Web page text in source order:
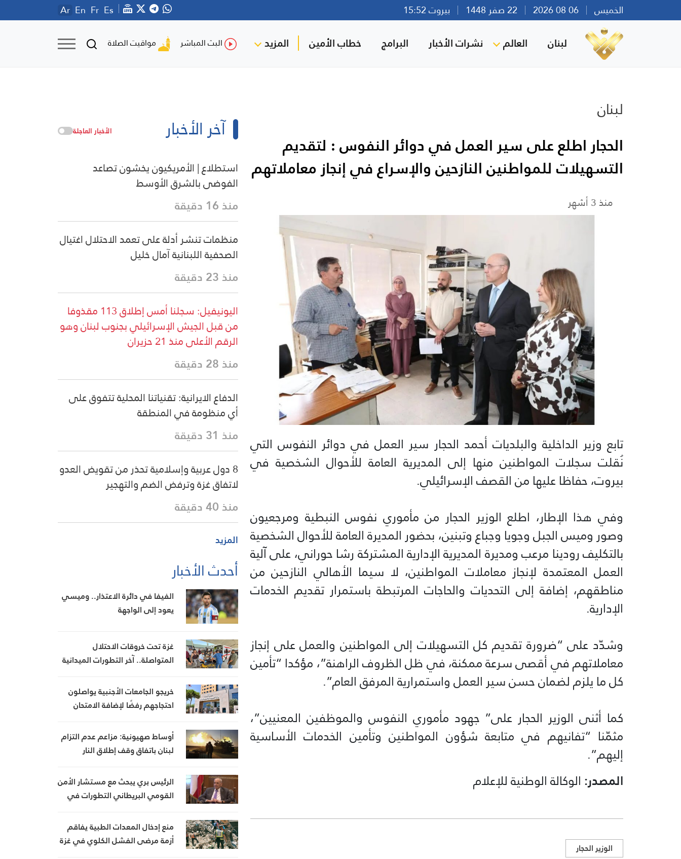
الخميس بيروت 15:52 Ar En Fr Es
لبنان العالم نشرات الأخبار البرامج خطاب الأمين المزيد البث المباشر مواقيت الصلاة
لبنان
الحجار اطلع على سير العمل في دوائر النفوس : لتقديم
التسهيلات للمواطنين النازحين والإسراع في إنجاز معاملاتهم
منذ 3 أشهر
تابع وزير الداخلية والبلديات أحمد الحجار سير العمل في دوائر النفوس التي
نُقلت سجلات المواطنين منها إلى المديرية العامة للأحوال الشخصية في
بيروت، حفاظا عليها من القصف الإسرائيلي.
وفي هذا الإطار، اطلع الوزير الحجار من مأموري نفوس النبطية ومرجعيون
وصور وميس الجبل وجويا وجباع وتبنين، بحضور المديرة العامة للأحوال الشخصية
بالتكليف رودينا مرعب ومديرة المديرية الإدارية المشتركة رشا حوراني، على آلية
العمل المعتمدة لإنجاز معاملات المواطنين، لا سيما الأهالي النازحين من
مناطقهم، إضافة إلى التحديات والحاجات المرتبطة باستمرار تقديم الخدمات
الإدارية.
وشدّد على “ضرورة تقديم كل التسهيلات إلى المواطنين والعمل على إنجاز
معاملاتهم في أقصى سرعة ممكنة، في ظل الظروف الراهنة”، مؤكدا “تأمين
كل ما يلزم لضمان حسن سير العمل واستمرارية المرفق العام”.
كما أثنى الوزير الحجار على” جهود مأموري النفوس والموظفين المعنيين”،
مثمّنا “تفانيهم في متابعة شؤون المواطنين وتأمين الخدمات الأساسية
إليهم”.
المصدر: الوكالة الوطنية للإعلام
الوزير الحجار
آخر الأخبار الأخبار العاجلة
استطلاع | الأمريكيون يخشون تصاعد
الفوضى بالشرق الأوسط
منذ 16 دقيقة
منظمات تنشر أدلة على تعمد الاحتلال اغتيال
الصحفية اللبنانية آمال خليل
منذ 23 دقيقة
اليونيفيل: سجلنا أمس إطلاق 113 مقذوفا
من قبل الجيش الإسرائيلي بجنوب لبنان وهو
الرقم الأعلى منذ 21 حزيران
منذ 28 دقيقة
الدفاع الايرانية: تقنياتنا المحلية تتفوق على
أي منظومة في المنطقة
منذ 31 دقيقة
8 دول عربية وإسلامية تحذر من تقويض العدو
لاتفاق غزة وترفض الضم والتهجير
منذ 40 دقيقة
المزيد
أحدث الأخبار
الفيفا في دائرة الاعتذار.. وميسي
يعود إلى الواجهة
غزة تحت خروقات الاحتلال
المتواصلة.. آخر التطورات الميدانية
خريجو الجامعات الأجنبية يواصلون
احتجاجهم رفضًا لإضافة الامتحان
أوساط صهيونية: مزاعم عدم التزام
لبنان باتفاق وقف إطلاق النار
الرئيس بري يبحث مع مستشار الأمن
القومي البريطاني التطورات في
العلاقات الثنائية
منع إدخال المعدات الطبية يفاقم
أزمة مرضى الفشل الكلوي في غزة